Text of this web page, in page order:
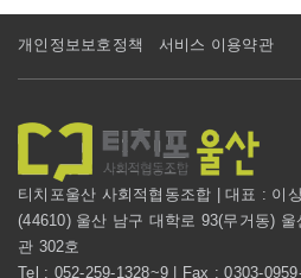
개인정보보호정책 서비스 이용약관
티치포울산 사회적협동조합 | 대표 : 이
(44610) 울산 남구 대학로 93(무거동) 울
관 302호
Tel : 052-259-1328~9 | Fax : 0303-